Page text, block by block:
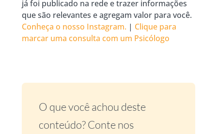
já foi publicado na rede e trazer informações
que são relevantes e agregam valor para você.
Conheça o nosso Instagram. | Clique para
marcar uma consulta com um Psicólogo
O que você achou deste
conteúdo? Conte nos